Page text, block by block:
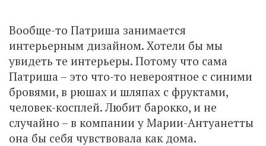
Вообще-то Патриша занимается
интерьерным дизайном. Хотели бы мы
увидеть те интерьеры. Потому что сама
Патриша – это что-то невероятное с синими
бровями, в рюшах и шляпах с фруктами,
человек-косплей. Любит барокко, и не
случайно – в компании у Марии-Антуанетты
она бы себя чувствовала как дома.